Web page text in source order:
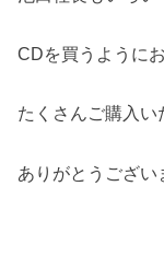
CDを買うように
たくさんご購入い
ありがとうござい